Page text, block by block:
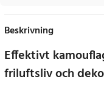
Beskrivning
Effektivt
friluftsliv och